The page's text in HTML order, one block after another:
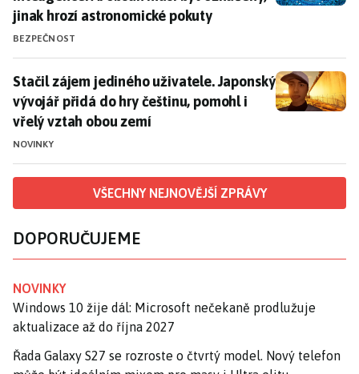
jinak hrozí astronomické pokuty
BEZPEČNOST
Stačil zájem jediného uživatele. Japonský vývojář
Stačil zájem jediného uživatele. Japonský
vývojář přidá do hry češtinu, pomohl i
vřelý vztah obou zemí
NOVINKY
VŠECHNY NEJNOVĚJŠÍ ZPRÁVY
DOPORUČUJEME
NOVINKY
Windows 10 žije dál: Microsoft nečekaně prodlužuje
aktualizace až do října 2027
Řada Galaxy S27 se rozroste o čtvrtý model. Nový telefon